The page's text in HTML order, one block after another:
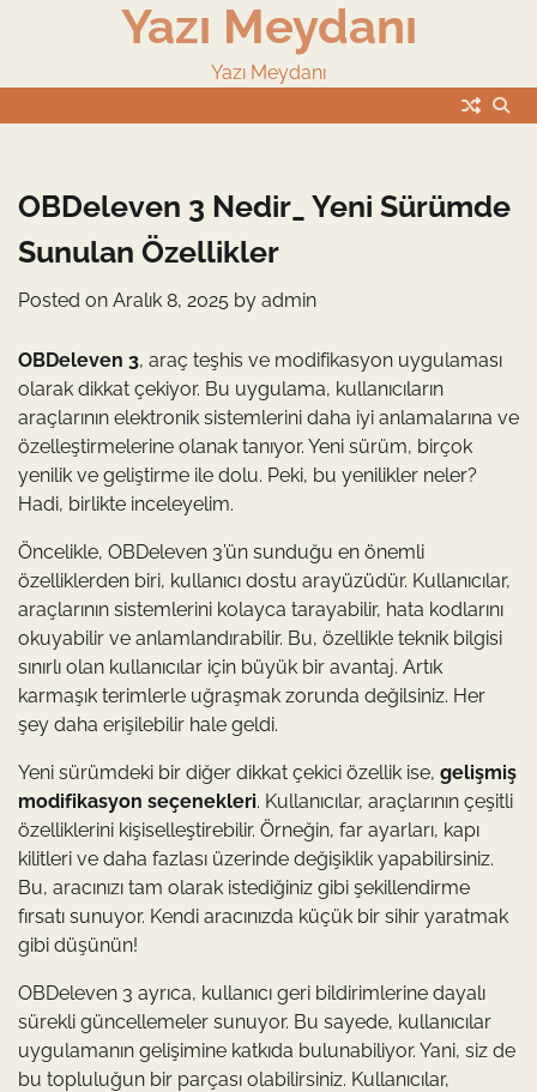
Yazı Meydanı
Yazı Meydanı
OBDeleven 3 Nedir_ Yeni Sürümde
Sunulan Özellikler
Posted on Aralık 8, 2025 by admin
OBDeleven 3, araç teşhis ve modifikasyon uygulaması
olarak dikkat çekiyor. Bu uygulama, kullanıcıların
araçlarının elektronik sistemlerini daha iyi anlamalarına ve
özelleştirmelerine olanak tanıyor. Yeni sürüm, birçok
yenilik ve geliştirme ile dolu. Peki, bu yenilikler neler?
Hadi, birlikte inceleyelim.
Öncelikle, OBDeleven 3’ün sunduğu en önemli
özelliklerden biri, kullanıcı dostu arayüzüdür. Kullanıcılar,
araçlarının sistemlerini kolayca tarayabilir, hata kodlarını
okuyabilir ve anlamlandırabilir. Bu, özellikle teknik bilgisi
sınırlı olan kullanıcılar için büyük bir avantaj. Artık
karmaşık terimlerle uğraşmak zorunda değilsiniz. Her
şey daha erişilebilir hale geldi.
Yeni sürümdeki bir diğer dikkat çekici özellik ise, gelişmiş
modifikasyon seçenekleri. Kullanıcılar, araçlarının çeşitli
özelliklerini kişiselleştirebilir. Örneğin, far ayarları, kapı
kilitleri ve daha fazlası üzerinde değişiklik yapabilirsiniz.
Bu, aracınızı tam olarak istediğiniz gibi şekillendirme
fırsatı sunuyor. Kendi aracınızda küçük bir sihir yaratmak
gibi düşünün!
OBDeleven 3 ayrıca, kullanıcı geri bildirimlerine dayalı
sürekli güncellemeler sunuyor. Bu sayede, kullanıcılar
uygulamanın gelişimine katkıda bulunabiliyor. Yani, siz de
bu topluluğun bir parçası olabilirsiniz. Kullanıcılar,